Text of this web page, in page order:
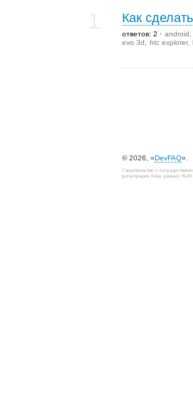
Как
ответов: 2 android
evo 3d
htc explorer
© 2026, «DevFAQ».
Свидетельство о
регистрации базы данных